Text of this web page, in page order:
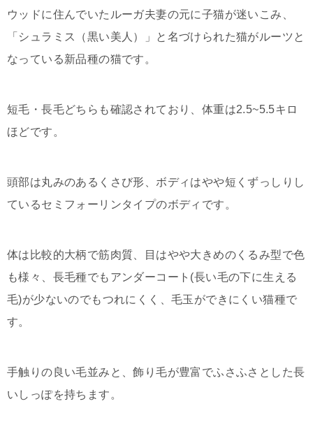
ウッドに住んでいたルーガ夫妻の元に子猫が迷いこみ、
「シュラミス（黒い美人）」と名づけられた猫がルーツと
なっている新品種の猫です。
短毛・長毛どちらも確認されており、体重は2.5~5.5キロ
ほどです。
頭部は丸みのあるくさび形、ボディはやや短くずっしりし
ているセミフォーリンタイプのボディです。
体は比較的大柄で筋肉質、目はやや大きめのくるみ型で色
も様々、長毛種でもアンダーコート(長い毛の下に生える
毛)が少ないのでもつれにくく、毛玉ができにくい猫種で
す。
手触りの良い毛並みと、飾り毛が豊富でふさふさとした長
いしっぽを持ちます。